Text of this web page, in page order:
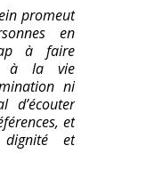
promeut
en
à faire
à la vie
ni
d’écouter
et
dignité et